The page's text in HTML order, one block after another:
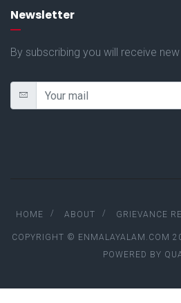
Newsletter
By subscribing you will receive
HOME ABOUT GRIEVANCE
COPYRIGHT © ENMALAYALAM.COM
POWERED BY